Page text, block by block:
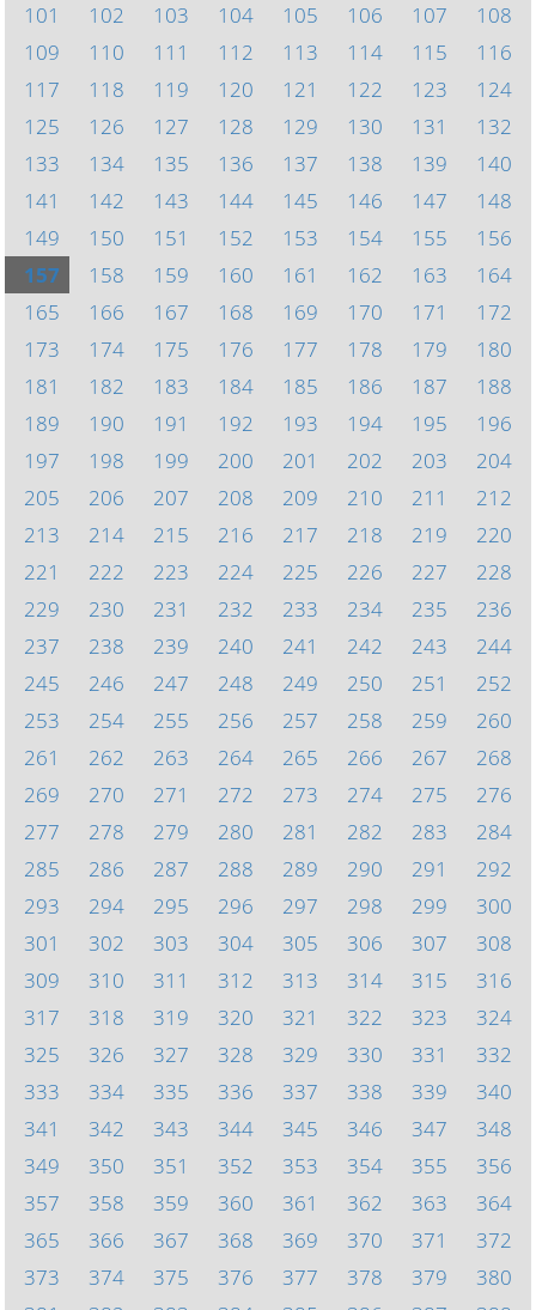
101
102 103 104 105 106 107
108
109
110 111 112 113 114 115
116
117
118 119 120 121 122 123
124
125
126 127 128 129 130 131
132
133
134 135 136 137 138 139
140
141
142 143 144 145 146 147
148
149
150 151 152 153 154 155
156
157
158 159 160 161 162 163
164
165
166 167 168 169 170 171
172
173
174 175 176 177 178 179
180
181
182 183 184 185 186 187
188
189
190 191 192 193 194 195
196
197
198 199 200 201 202 203
204
205
206 207 208 209 210 211
212
213
214 215 216 217 218 219
220
221
222 223 224 225 226 227
228
229
230 231 232 233 234 235
236
237
238 239 240 241 242 243
244
245
246 247 248 249 250 251
252
253
254 255 256 257 258 259
260
261
262 263 264 265 266 267
268
269
270 271 272 273 274 275
276
277
278 279 280 281 282 283
284
285
286 287 288 289 290 291
292
293
294 295 296 297 298 299
300
301
302 303 304 305 306 307
308
309
310 311 312 313 314 315
316
317
318 319 320 321 322 323
324
325
326 327 328 329 330 331
332
333
334 335 336 337 338 339
340
341
342 343 344 345 346 347
348
349
350 351 352 353 354 355
356
357
358 359 360 361 362 363
364
365
366 367 368 369 370 371
372
373
374 375 376 377 378 379
380